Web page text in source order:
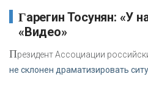
Гарегин Тосунян: «У нас кризиса нет» -
«Видео»
Президент Ассоциации
не склонен драматизировать